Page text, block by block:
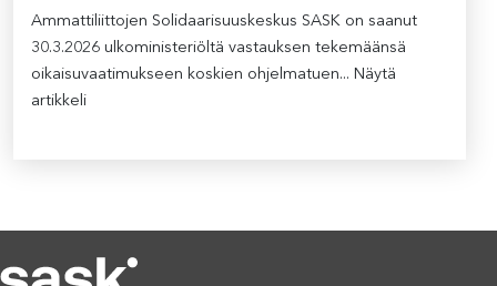
Ammattiliittojen Solidaarisuuskeskus SASK on saanut
30.3.2026 ulkoministeriöltä vastauksen tekemäänsä
oikaisuvaatimukseen koskien ohjelmatuen... Näytä
artikkeli